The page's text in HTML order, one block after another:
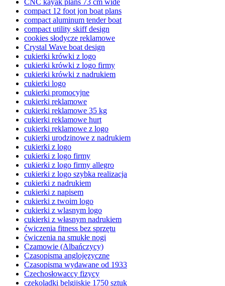
CNC kayak plans 73 cm wide
compact 12 foot jon boat plans
compact aluminum tender boat
compact utility skiff design
cookies słodycze reklamowe
Crystal Wave boat design
cukierki krówki z logo
cukierki krówki z logo firmy
cukierki krówki z nadrukiem
cukierki logo
cukierki promocyjne
cukierki reklamowe
cukierki reklamowe 35 kg
cukierki reklamowe hurt
cukierki reklamowe z logo
cukierki urodzinowe z nadrukiem
cukierki z logo
cukierki z logo firmy
cukierki z logo firmy allegro
cukierki z logo szybka realizacja
cukierki z nadrukiem
cukierki z napisem
cukierki z twoim logo
cukierki z wlasnym logo
cukierki z własnym nadrukiem
ćwiczenia fitness bez sprzętu
ćwiczenia na smukłe nogi
Czamowie (Albańczycy)
Czasopisma anglojęzyczne
Czasopisma wydawane od 1933
Czechosłowaccy fizycy
czekoladki belgijskie 1750 sztuk